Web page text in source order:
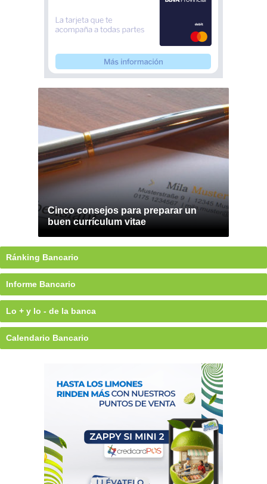
Cinco consejos para preparar un
buen currículum vitae
Ránking Bancario
Informe Bancario
Lo + y lo - de la banca
Calendario Bancario